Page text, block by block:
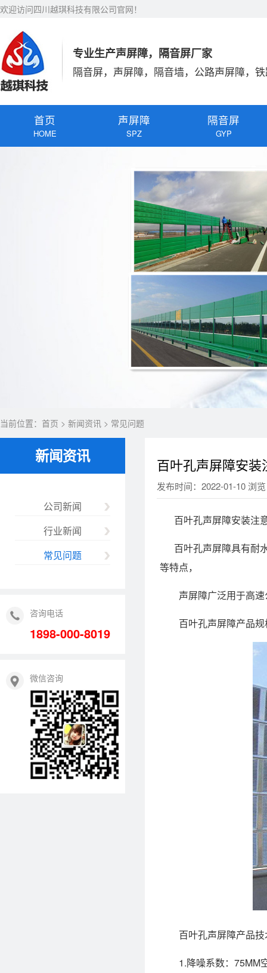
欢迎访问四川越琪科技有限公司官网！
专业生产声屏障，隔音屏厂家
隔音屏，声屏障，隔音墙，公路声屏障，
首页
HOME
声屏障
SPZ
隔音屏
GYP
当前位置： 首页 > 新闻资讯 > 常见问题
新闻资讯
公司新闻
行业新闻
常见问题
咨询电话
1898-000-8019
微信咨询
百叶孔声屏障安装
发布时间：2022-01-10 浏
百叶孔声屏障安装注
百叶孔声屏障具有耐
等特点，
声屏障广泛用于高速
百叶孔声屏障产品规
百叶孔声屏障产品技
1.降噪系数：75MM